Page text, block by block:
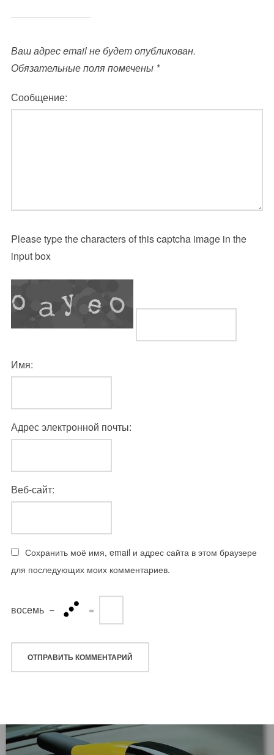
Ваш адрес email не будет опубликован.
Обязательные поля помечены *
Сообщение:
Please type the characters of this captcha image in the
input box
Имя:
Адрес электронной почты:
Веб-сайт:
Сохранить моё имя, email и адрес сайта в этом браузере
для последующих моих комментариев.
восемь − =
Навигация